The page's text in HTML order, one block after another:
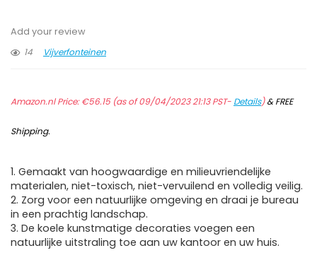
Add your review
14
Vijverfonteinen
Amazon.nl Price:€56.15(as of 09/04/2023 21:13 PST- Details)&FREE
Shipping.
1. Gemaakt van hoogwaardige en milieuvriendelijke
materialen, niet-toxisch, niet-vervuilend en volledig veilig.
2. Zorg voor een natuurlijke omgeving en draai je bureau
in een prachtig landschap.
3. De koele kunstmatige decoraties voegen een
natuurlijke uitstraling toe aan uw kantoor en uw huis.